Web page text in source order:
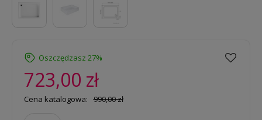
Oszczędzasz 27%
723,00 zł
Cena katalogowa: 990,00 zł